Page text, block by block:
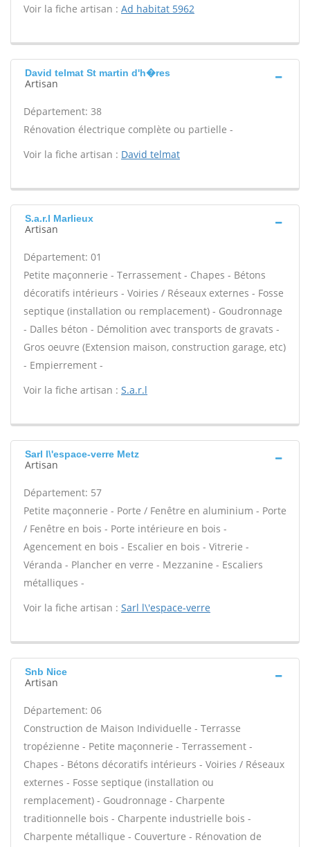
Voir la fiche artisan : Ad habitat 5962
David telmat St martin d'h�res
Artisan
Département: 38
Rénovation électrique complète ou partielle -
Voir la fiche artisan : David telmat
S.a.r.l Marlieux
Artisan
Département: 01
Petite maçonnerie - Terrassement - Chapes - Bétons
décoratifs intérieurs - Voiries / Réseaux externes - Fosse
septique (installation ou remplacement) - Goudronnage
- Dalles béton - Démolition avec transports de gravats -
Gros oeuvre (Extension maison, construction garage, etc)
- Empierrement -
Voir la fiche artisan : S.a.r.l
Sarl l\'espace-verre Metz
Artisan
Département: 57
Petite maçonnerie - Porte / Fenêtre en aluminium - Porte
/ Fenêtre en bois - Porte intérieure en bois -
Agencement en bois - Escalier en bois - Vitrerie -
Véranda - Plancher en verre - Mezzanine - Escaliers
métalliques -
Voir la fiche artisan : Sarl l\'espace-verre
Snb Nice
Artisan
Département: 06
Construction de Maison Individuelle - Terrasse
tropézienne - Petite maçonnerie - Terrassement -
Chapes - Bétons décoratifs intérieurs - Voiries / Réseaux
externes - Fosse septique (installation ou
remplacement) - Goudronnage - Charpente
traditionnelle bois - Charpente industrielle bois -
Charpente métallique - Couverture - Rénovation de